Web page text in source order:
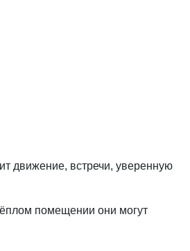
движение, встречи, уверенную
помещении они могут